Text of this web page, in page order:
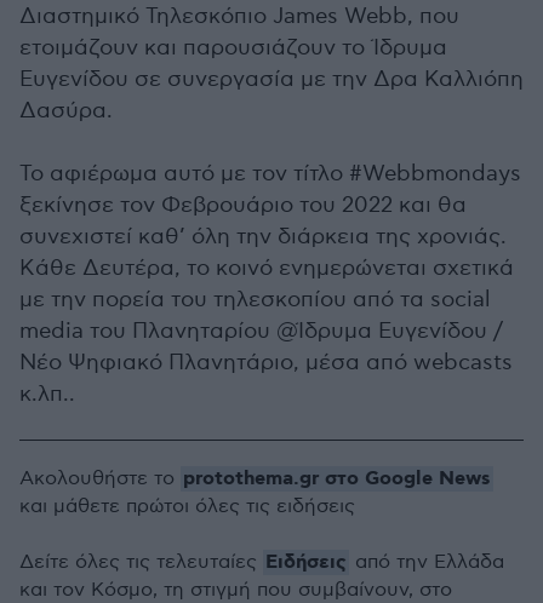
Διαστημικό Τηλεσκόπιο James Webb, που
ετοιμάζουν και παρουσιάζουν το Ίδρυμα
Ευγενίδου σε συνεργασία με την Δρα Καλλιόπη
Δασύρα.
Το αφιέρωμα αυτό με τον τίτλο #Webbmondays
ξεκίνησε τον Φεβρουάριο του 2022 και θα
συνεχιστεί καθ’ όλη την διάρκεια της χρονιάς.
Kάθε Δευτέρα, το κοινό ενημερώνεται σχετικά
με την πορεία του τηλεσκοπίου από τα social
media του Πλανηταρίου @Ίδρυμα Ευγενίδου /
Νέο Ψηφιακό Πλανητάριο, μέσα από webcasts
κ.λπ..
Ακολουθήστε το protothema.gr στο Google News
και μάθετε πρώτοι όλες τις ειδήσεις
Δείτε όλες τις τελευταίες Ειδήσεις από την Ελλάδα
και τον Κόσμο, τη στιγμή που συμβαίνουν, στο